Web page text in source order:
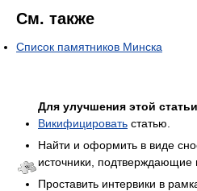
См. также
Список памятников Минска
Для улучшения этой
Викифицировать статью.
Найти и оформить в виде
источники, подтверждающие
Проставить интервики в